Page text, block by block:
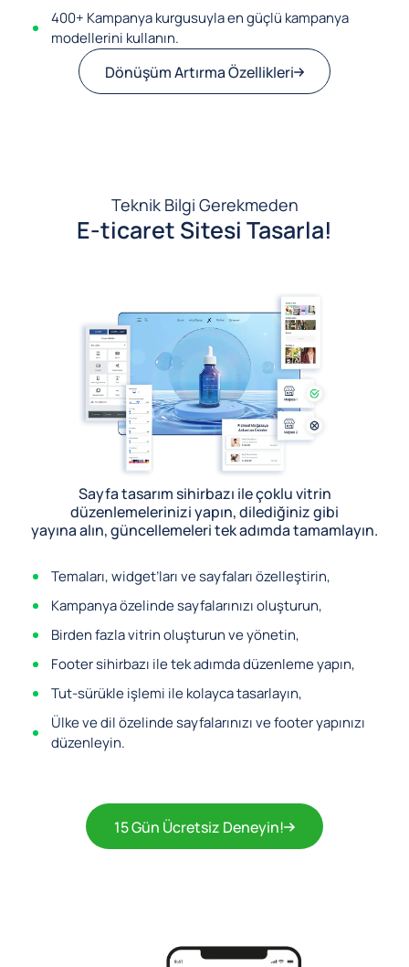
400+ Kampanya kurgusuyla en güçlü kampanya
modellerini kullanın.
Dönüşüm Artırma Özellikleri
Teknik Bilgi Gerekmeden
E-ticaret Sitesi Tasarla!
Sayfa tasarım sihirbazı ile çoklu vitrin
düzenlemelerinizi yapın, dilediğiniz gibi
yayına alın, güncellemeleri tek adımda tamamlayın.
Temaları, widget’ları ve sayfaları özelleştirin,
Kampanya özelinde sayfalarınızı oluşturun,
Birden fazla vitrin oluşturun ve yönetin,
Footer sihirbazı ile tek adımda düzenleme yapın,
Tut-sürükle işlemi ile kolayca tasarlayın,
Ülke ve dil özelinde sayfalarınızı ve footer yapınızı
düzenleyin.
15 Gün Ücretsiz Deneyin!